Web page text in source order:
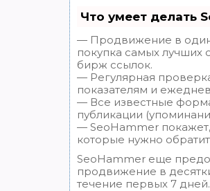
Что умеет делать
— Продвижение в один
покупка самых лучших
бирж ссылок.
— Регулярная
показателям и
— Все известные
публикации
— SeoHammer
которые нужно
SeoHammer еще
продвижение в
течение первых 7 дней.